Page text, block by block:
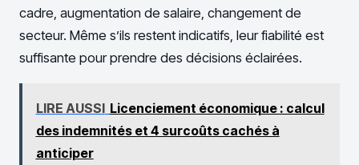
cadre, augmentation de salaire, changement de
secteur. Même s’ils restent indicatifs, leur fiabilité est
suffisante pour prendre des décisions éclairées.
LIRE AUSSI Licenciement économique : calcul
des indemnités et 4 surcoûts cachés à
anticiper